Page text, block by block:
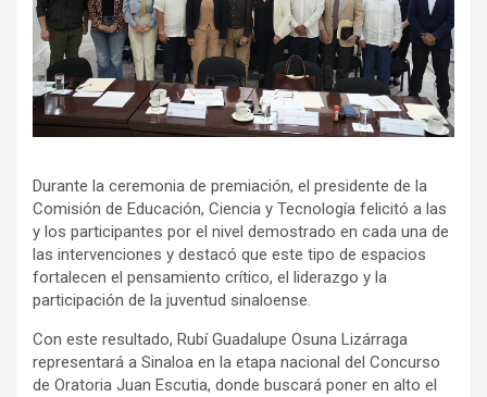
Durante la ceremonia de premiación, el presidente de la
Comisión de Educación, Ciencia y Tecnología felicitó a las
y los participantes por el nivel demostrado en cada una de
las intervenciones y destacó que este tipo de espacios
fortalecen el pensamiento crítico, el liderazgo y la
participación de la juventud sinaloense.
Con este resultado, Rubí Guadalupe Osuna Lizárraga
representará a Sinaloa en la etapa nacional del Concurso
de Oratoria Juan Escutia, donde buscará poner en alto el